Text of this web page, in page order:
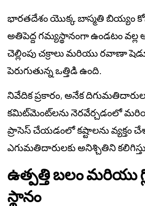
భారతదేశం యొక్క బాస్మతి బియ్యం
అతిపెద్ద గమ్యస్థానంగా ఉండటం వల్ల
చెల్లింపు చక్రాలు మరియు రవాణా
పెరుగుతున్న ఒత్తిడి ఉంది.
నివేదిక ప్రకారం, అనేక
కమిట్‌మెంట్‌లను నెరవేర్చడంలో
ప్రాసెస్ చేయడంలో కష్టాలను వ్యక్తం
ఎగుమతిదారులకు అనిశ్చితిని
ఉత్పత్తి బలం మరియు
స్థానం